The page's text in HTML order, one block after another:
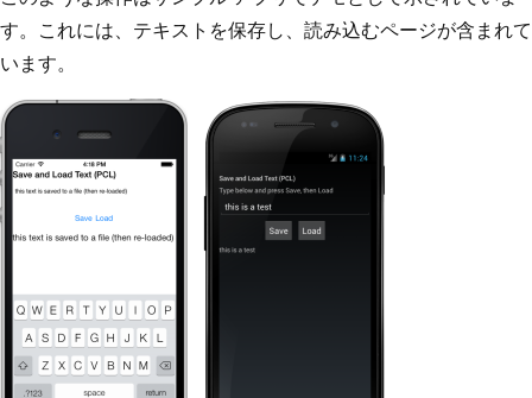
す。これには、テキストを保存し、読み込むページが含まれて
います。